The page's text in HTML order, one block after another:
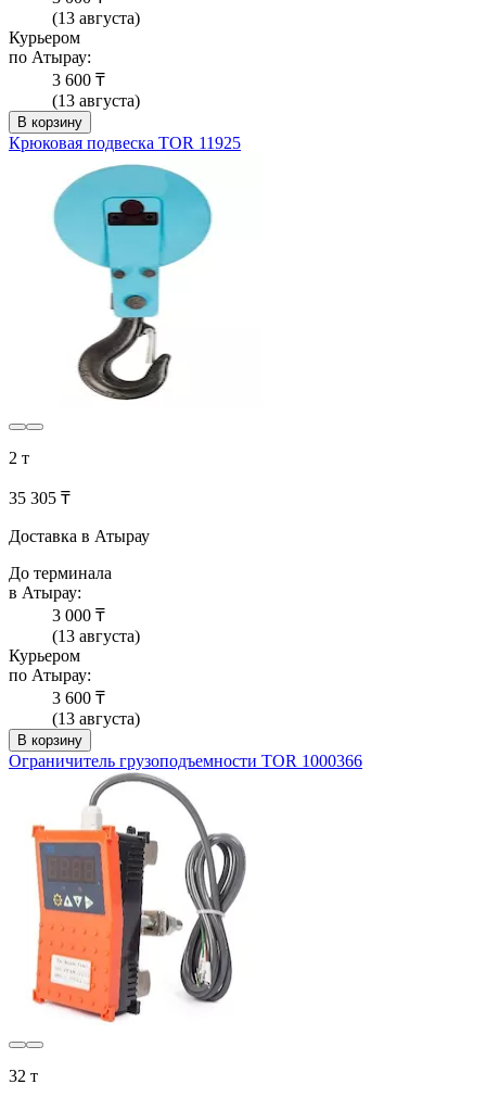
(13 августа)
Курьером
по Атырау:
3 600 ₸
(13 августа)
В корзину
Крюковая подвеска TOR 11925
2 т
35 305 ₸
Доставка в Атырау
До терминала
в Атырау:
3 000 ₸
(13 августа)
Курьером
по Атырау:
3 600 ₸
(13 августа)
В корзину
Ограничитель грузоподъемности TOR 1000366
32 т